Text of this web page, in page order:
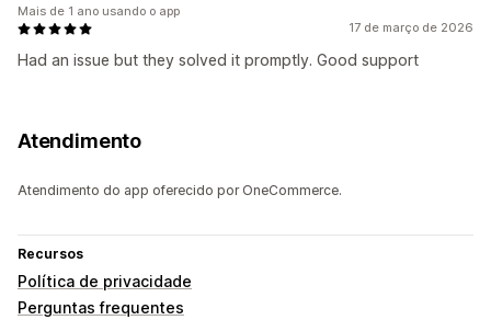
17 de março de 2026
Had an issue but they solved it promptly. Good support
Mais de 1 ano usando o app
Atendimento
Atendimento do app oferecido por OneCommerce.
Recursos
Política de privacidade
Perguntas frequentes